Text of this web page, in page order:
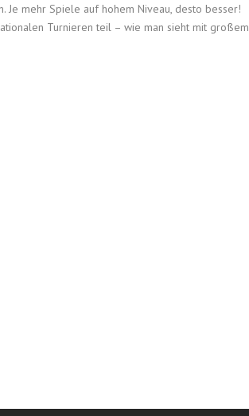
Je mehr Spiele auf hohem Niveau, desto besser!
Turnieren teil – wie man sieht mit großem